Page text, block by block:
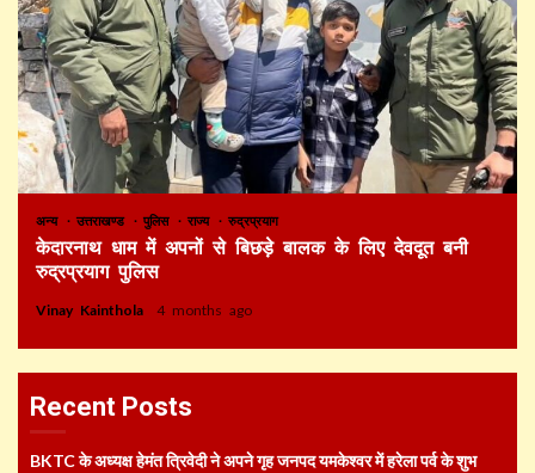
अन्य उत्तराखण्ड पुलिस राज्य रुद्रप्रयाग
केदारनाथ धाम में अपनों से बिछड़े बालक के लिए देवदूत बनी
रुद्रप्रयाग पुलिस
Vinay Kainthola 4 months ago
Recent Posts
BKTC के अध्यक्ष हेमंत त्रिवेदी ने अपने गृह जनपद यमकेश्वर में हरेला पर्व के शुभ